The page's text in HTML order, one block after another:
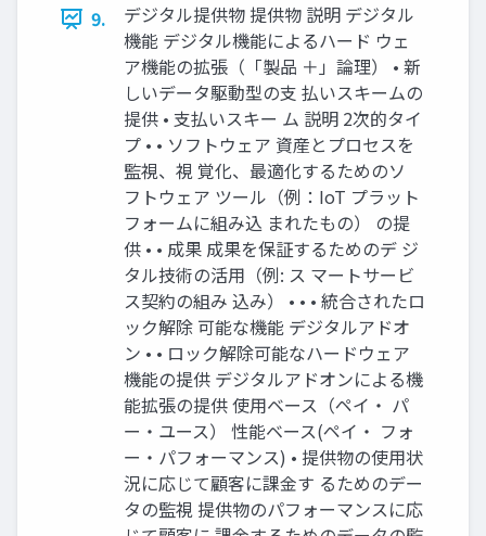
9.
デジタル提供物 提供物 説明 デジタル
機能 デジタル機能によるハード ウェ
ア機能の拡張（「製品 ＋」論理） • 新
しいデータ駆動型の支 払いスキームの
提供 • 支払いスキー ム 説明 2次的タイ
プ • • ソフトウェア 資産とプロセスを
監視、視 覚化、最適化するためのソ
フトウェア ツール（例：IoT プラット
フォームに組み込 まれたもの） の提
供 • • 成果 成果を保証するためのデ ジ
タル技術の活用（例: ス マートサービ
ス契約の組み 込み） • • • 統合されたロ
ック解除 可能な機能 デジタルアドオ
ン • • ロック解除可能なハードウェア
機能の提供 デジタルアドオンによる機
能拡張の提供 使用ベース（ペイ・ パ
ー・ユース） 性能ベース(ペイ・ フォ
ー・パフォーマンス) • 提供物の使用状
況に応じて顧客に課金す るためのデー
タの監視 提供物のパフォーマンスに応